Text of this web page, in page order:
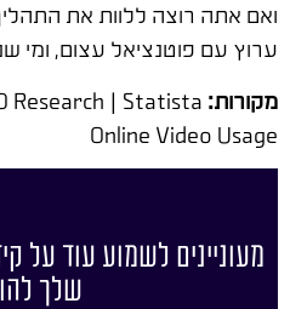
ואם אתה רוצה ללוות את
ערוץ עם פוטנציאל עצום, ומי
מקורות: Research | Statista
Online Video Usage
מעוניינים לשמוע עוד על
שלך